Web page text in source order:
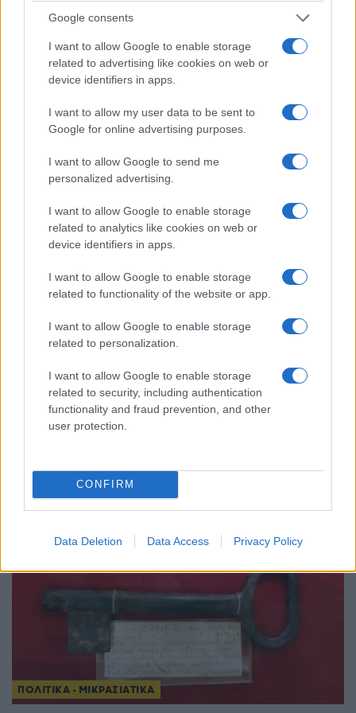
Google consents
I want to allow Google to enable storage
related to advertising like cookies on web or
device identifiers in apps.
I want to allow my user data to be sent to
Google for online advertising purposes.
I want to allow Google to send me
personalized advertising.
I want to allow Google to enable storage
related to analytics like cookies on web or
device identifiers in apps.
I want to allow Google to enable storage
related to functionality of the website or app.
I want to allow Google to enable storage
related to personalization.
I want to allow Google to enable storage
related to security, including authentication
functionality and fraud prevention, and other
user protection.
CONFIRM
Data Deletion Data Access Privacy Policy
Μάρω Κοντού: Η Σμυρνιά γιαγιά που σφράγισε τη
μεγάλη κυρία του ελληνικού κινηματογράφου
15/07/2026 - 4:10μμ
ΠΟΛΙΤΙΚΑ - ΜΙΚΡΑΣΙΑΤΙΚΑ
Κέντρο Μικρασιατικών Σπουδών: Νέα ιστορική
14/07/2026 - 4:28μμ
ΠΟΛΙΤΙΚΑ - ΜΙΚΡΑΣΙΑΤΙΚΑ